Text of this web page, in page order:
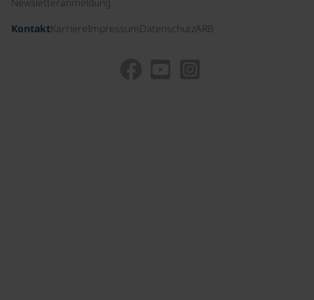
KontaktKarriereImpressum DatenschutzARB